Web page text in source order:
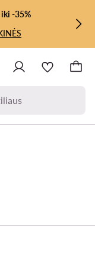
iki -35%